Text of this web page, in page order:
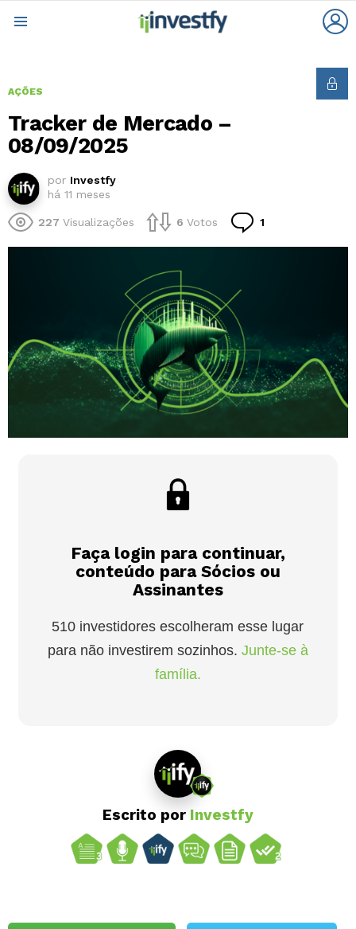
AÇÕES
Tracker de Mercado –
08/09/2025
por Investfy
há 11 meses
227 Visualizações 6 Votos 1
Faça login para continuar,
conteúdo para Sócios ou
Assinantes
510 investidores escolheram esse lugar
para não investirem sozinhos. Junte-se à
família.
Escrito por Investfy